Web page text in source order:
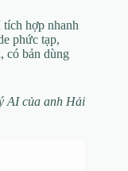
hợp nhanh
phức tạp,
có bản dùng
AI của anh Hải